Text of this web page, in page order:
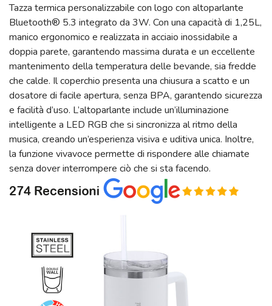
Tazza termica personalizzabile con logo con altoparlante
Bluetooth® 5.3 integrato da 3W. Con una capacità di 1,25L,
manico ergonomico e realizzata in acciaio inossidabile a
doppia parete, garantendo massima durata e un eccellente
mantenimento della temperatura delle bevande, sia fredde
che calde. Il coperchio presenta una chiusura a scatto e un
dosatore di facile apertura, senza BPA, garantendo sicurezza
e facilità d’uso. L’altoparlante include un’illuminazione
intelligente a LED RGB che si sincronizza al ritmo della
musica, creando un’esperienza visiva e uditiva unica. Inoltre,
la funzione vivavoce permette di rispondere alle chiamate
senza dover interrompere ciò che si sta facendo.